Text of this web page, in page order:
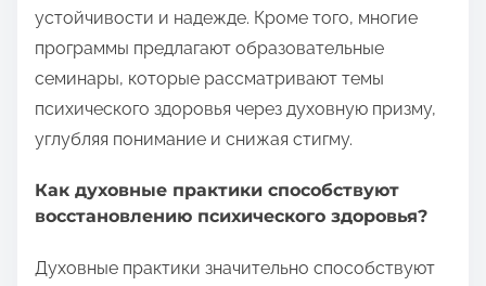
устойчивости и надежде. Кроме того, многие
программы предлагают образовательные
семинары, которые рассматривают темы
психического здоровья через духовную призму,
углубляя понимание и снижая стигму.
Как духовные практики способствуют
восстановлению психического здоровья?
Духовные практики значительно способствуют